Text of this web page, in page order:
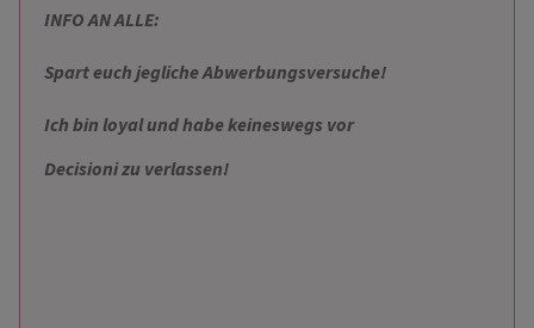
INFO AN ALLE:
Spart euch jegliche Abwerbungsversuche!
Ich bin loyal und habe keineswegs vor
Decisioni zu verlassen!